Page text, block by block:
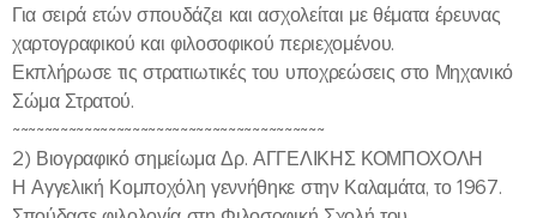
Για σειρά ετών σπουδάζει και ασχολείται με θέματα έρευνας
χαρτογραφικού και φιλοσοφικού περιεχομένου.
Εκπλήρωσε τις στρατιωτικές του υποχρεώσεις στο Μηχανικό
Σώμα Στρατού.
~~~~~~~~~~~~~~~~~~~~~~~~~~~~~~~~~~~~~~~
2) Βιογραφικό σημείωμα Δρ. ΑΓΓΕΛΙΚΗΣ ΚΟΜΠΟΧΟΛΗ
Η Αγγελική Κομποχόλη γεννήθηκε στην Καλαμάτα, το 1967.